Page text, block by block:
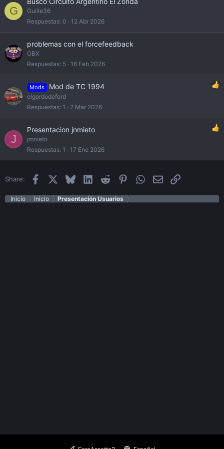
G
Guille36
Respuestas 0 12 Abr 2026
problemas con el forcefeedback
OBX
Respuestas 5 16 Feb 2026
Mods Mod de TC 1994
elgordodeford
Respuestas 1 2 Mar 2026
J
Presentacion jnmieto
jmnieto
Respuestas 1 17 Ene 2026
Share: Facebook BlueskyLinkedInReddit PinterestWhatsApp
EmailEnlace
Inicio Inicio Presentación Usuarios